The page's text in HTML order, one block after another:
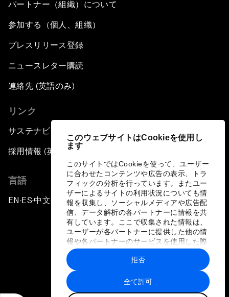
このウェブサイトはCookieを使用し
ます
このサイトではCookieを使って、ユーザー
に合わせたコンテンツや広告の表示、トラ
フィックの分析を行っています。またユー
ザーによるサイトの利用状況についても情
報を収集し、ソーシャルメディアや広告配
信、データ解析の各パートナーに情報を共
有しています。ここで収集された情報は、
ユーザーが各パートナーに提供した他の情
報や各パートナーのサービスを使用した際
に収集された情報と組み合わされ、各パー
トナーによって使用されることがありま
す。
全て許可
拒否
パートナー（組織）について
参加する（個人、組織）
プレスリリース登録
ニュースレター購読
連絡先 (英語のみ)
リンク
サステナビリティへの取り組み
採用情報 (英語のみ)
言語
EN ▪ES▪中文▪ 日本語
プライバシーポリシーと利用規約
サイトマップ